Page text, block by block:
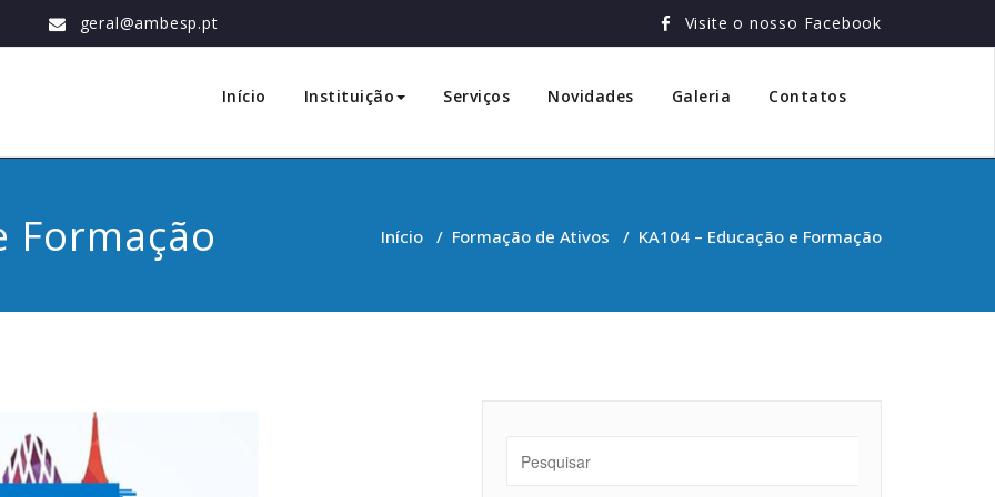
geral@ambesp.pt Visite o nosso Facebook
Início Instituição Serviços Novidades Galeria Contatos
Formação Início / Formação de Ativos / KA104 – Educação e Formação